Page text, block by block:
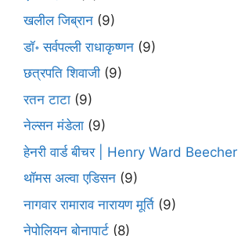
खलील जिब्रान (9)
डॉ॰ सर्वपल्ली राधाकृष्णन (9)
छत्रपति शिवाजी (9)
रतन टाटा (9)
नेल्सन मंडेला (9)
हेनरी वार्ड बीचर | Henry Ward Beecher
थॉमस अल्वा एडिसन (9)
नागवार रामाराव नारायण मूर्ति (9)
नेपोलियन बोनापार्ट (8)